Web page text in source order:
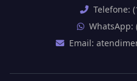
Telefone:
WhatsApp:
Email: